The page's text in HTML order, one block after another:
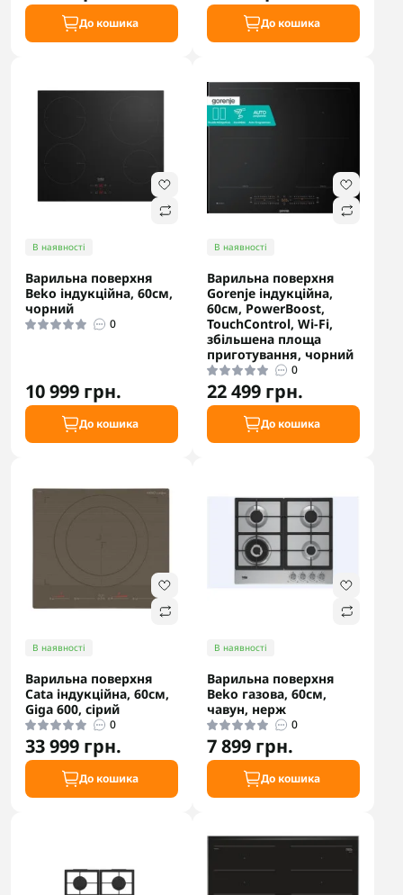
До кошика До кошика
В наявності
Варильна поверхня
Beko індукційна, 60см,
чорний
0
10 999 грн.
До кошика
В наявності
Варильна поверхня
Gorenje індукційна,
60см, PowerBoost,
TouchControl, Wi-Fi,
збільшена площа
приготування, чорний
0
22 499 грн.
До кошика
В наявності
Варильна поверхня
Cata індукційна, 60см,
Giga 600, сірий
0
33 999 грн.
До кошика
В наявності
Варильна поверхня
Beko газова, 60см,
чавун, нерж
0
7 899 грн.
До кошика